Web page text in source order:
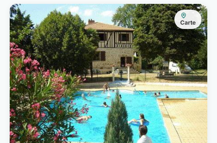
Carte